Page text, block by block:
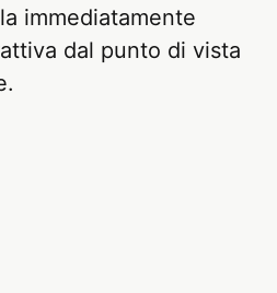
immediatamente
dal punto di vista